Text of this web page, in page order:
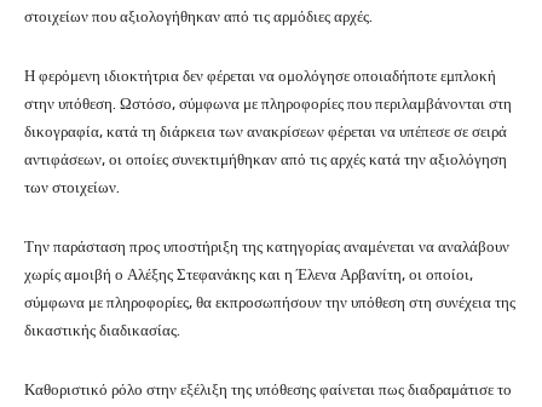
στοιχείων που αξιολογήθηκαν από τις αρμόδιες αρχές.
Η φερόμενη ιδιοκτήτρια δεν φέρεται να ομολόγησε οποιαδήποτε εμπλοκή
στην υπόθεση. Ωστόσο, σύμφωνα με πληροφορίες που περιλαμβάνονται στη
δικογραφία, κατά τη διάρκεια των ανακρίσεων φέρεται να υπέπεσε σε σειρά
αντιφάσεων, οι οποίες συνεκτιμήθηκαν από τις αρχές κατά την αξιολόγηση
των στοιχείων.
Την παράσταση προς υποστήριξη της κατηγορίας αναμένεται να αναλάβουν
χωρίς αμοιβή ο Αλέξης Στεφανάκης και ηΈλενα Αρβανίτη, οι οποίοι,
σύμφωνα με πληροφορίες, θα εκπροσωπήσουν την υπόθεση στη συνέχεια της
δικαστικής διαδικασίας.
Καθοριστικό ρόλο στην εξέλιξη της υπόθεσης φαίνεται πως διαδραμάτισε το